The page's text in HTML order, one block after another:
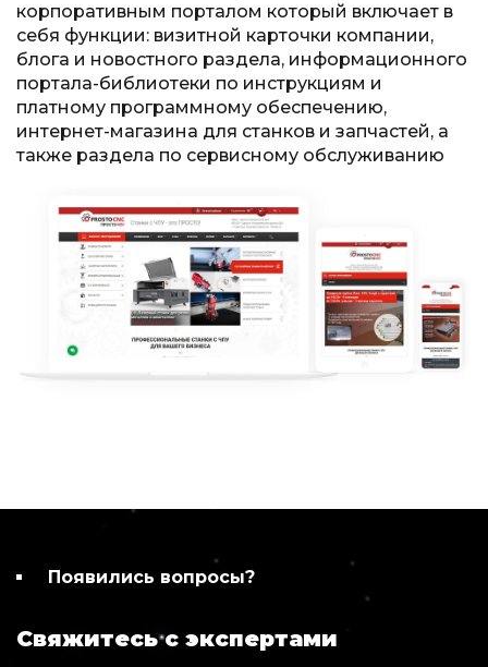
корпоративным порталом который включает в
себя функции: визитной карточки компании,
блога и новостного раздела, информационного
портала-библиотеки по инструкциям и
платному программному обеспечению,
интернет-магазина для станков и запчастей, а
также раздела по сервисному обслуживанию
Появились вопросы?
Свяжитесь с экспертами